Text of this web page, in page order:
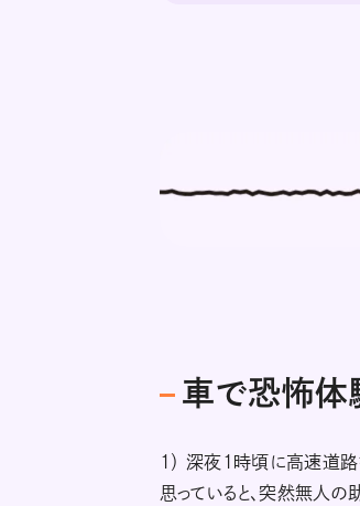
車で恐怖体
1） 深夜1時頃に高速道路
思っていると、突然無人の